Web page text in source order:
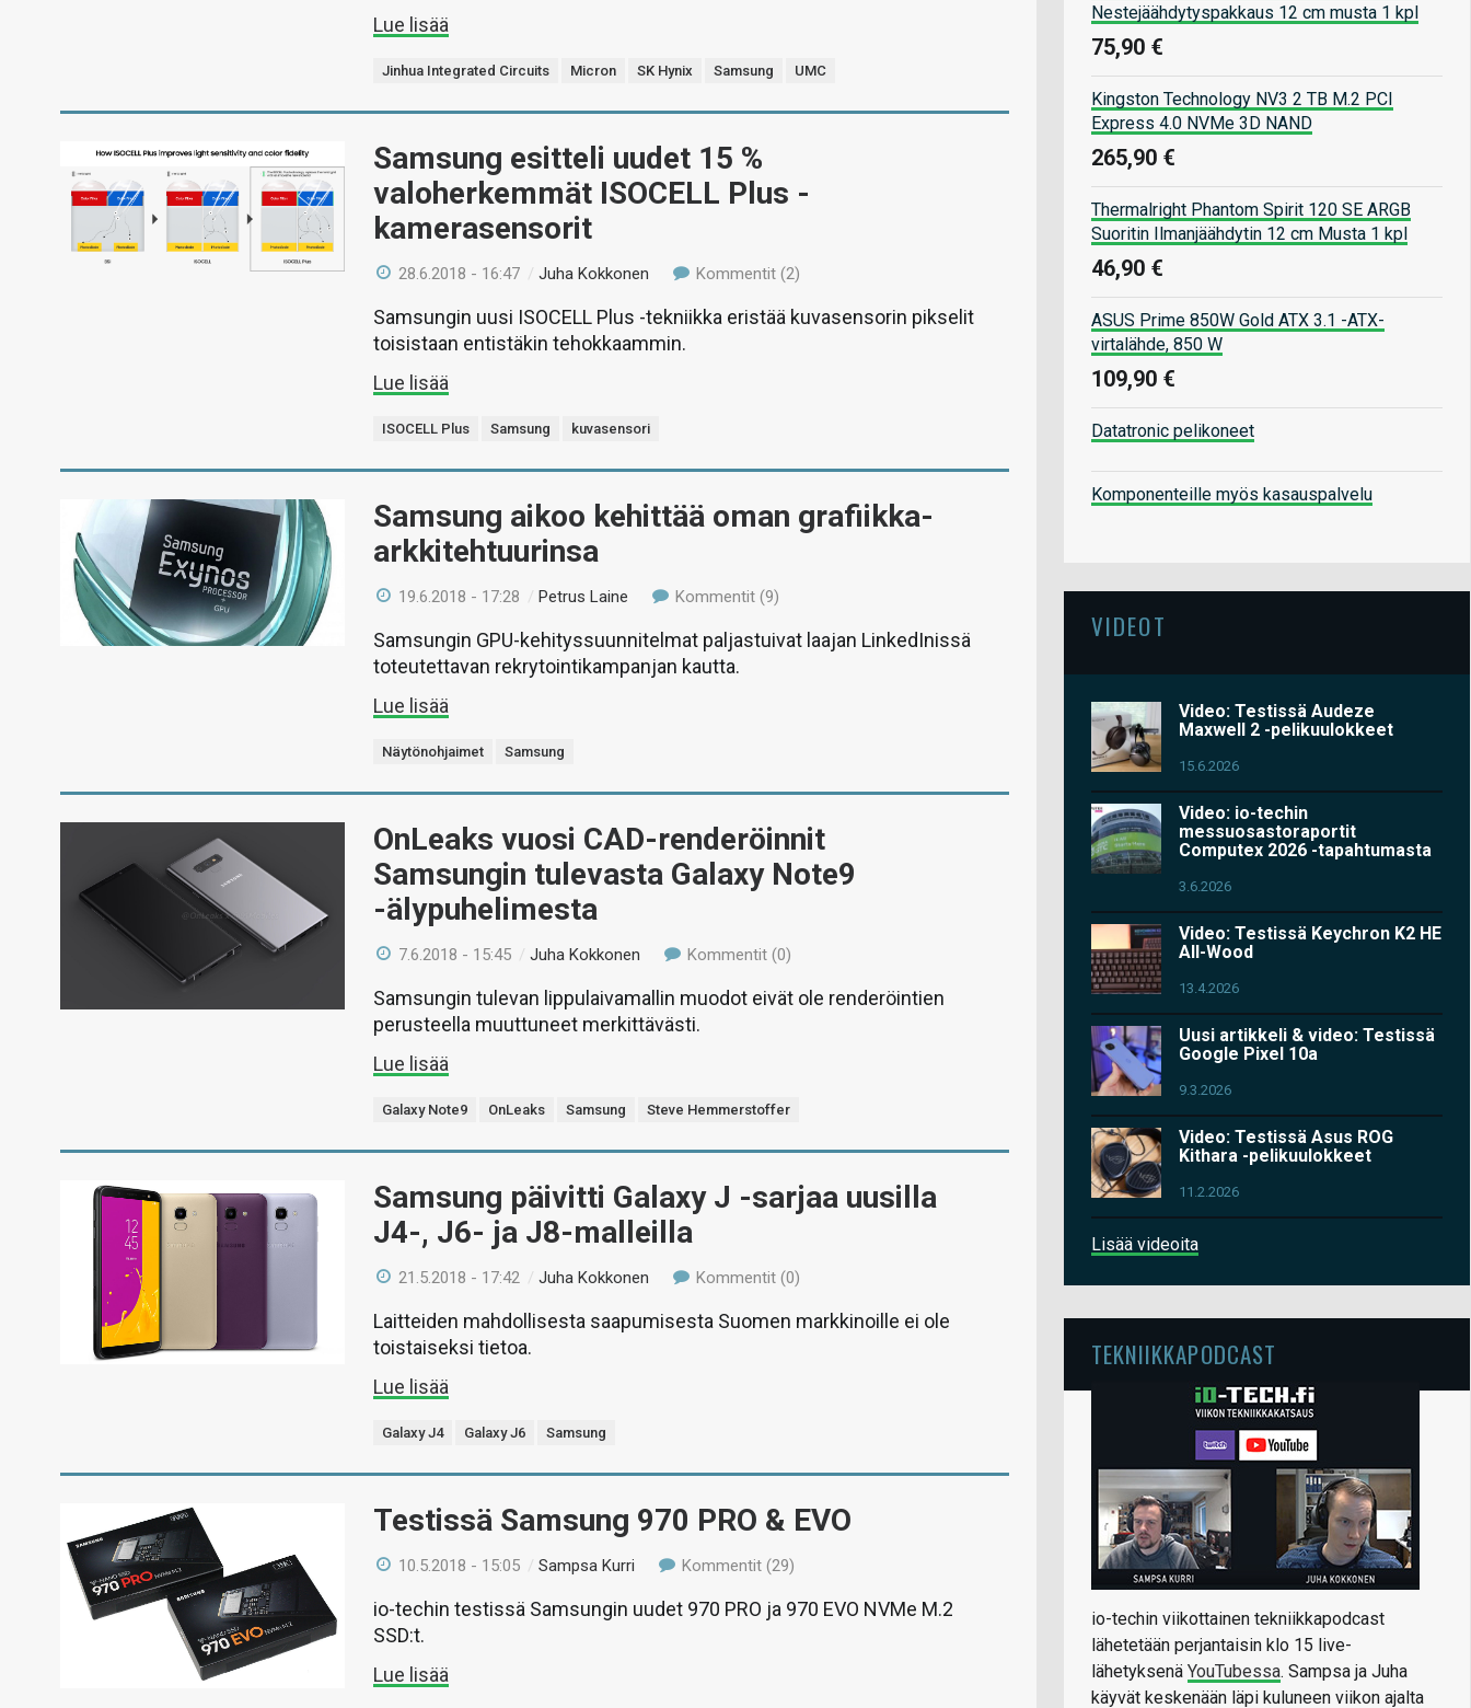
Lue lisää
Jinhua Integrated Circuits Micron SK Hynix Samsung UMC
Samsung esitteli uudet 15 %
valoherkemmät ISOCELL Plus -
kamerasensorit
28.6.2018 - 16:47 /Juha Kokkonen Kommentit (2)
Samsungin uusi ISOCELL Plus -tekniikka eristää kuvasensorin pikselit
toisistaan entistäkin tehokkaammin.
Lue lisää
ISOCELL Plus Samsung kuvasensori
Samsung aikoo kehittää oman grafiikka-
arkkitehtuurinsa
19.6.2018 - 17:28 /Petrus Laine Kommentit (9)
Samsungin GPU-kehityssuunnitelmat paljastuivat laajan LinkedInissä
toteutettavan rekrytointikampanjan kautta.
Lue lisää
Näytönohjaimet Samsung
OnLeaks vuosi CAD-renderöinnit
Samsungin tulevasta Galaxy Note9
-älypuhelimesta
7.6.2018 - 15:45 /Juha Kokkonen Kommentit (0)
Samsungin tulevan lippulaivamallin muodot eivät ole renderöintien
perusteella muuttuneet merkittävästi.
Lue lisää
Galaxy Note9 OnLeaks Samsung Steve Hemmerstoffer
Samsung päivitti Galaxy J -sarjaa uusilla
J4-, J6- ja J8-malleilla
21.5.2018 - 17:42 /Juha Kokkonen Kommentit (0)
Laitteiden mahdollisesta saapumisesta Suomen markkinoille ei ole
toistaiseksi tietoa.
Lue lisää
Galaxy J4 Galaxy J6 Samsung
Testissä Samsung 970 PRO & EVO
10.5.2018 - 15:05 /Sampsa Kurri Kommentit (29)
io-techin testissä Samsungin uudet 970 PRO ja 970 EVO NVMe M.2
SSD:t.
Lue lisää
Nestejäähdytyspakkaus 12 cm musta 1 kpl
75,90 €
Kingston Technology NV3 2 TB M.2 PCI
Express 4.0 NVMe 3D NAND
265,90 €
Thermalright Phantom Spirit 120 SE ARGB
Suoritin Ilmanjäähdytin 12 cm Musta 1 kpl
46,90 €
ASUS Prime 850W Gold ATX 3.1 -ATX-
virtalähde, 850 W
109,90 €
Datatronic pelikoneet
Komponenteille myös kasauspalvelu
VIDEOT
Video: Testissä Audeze
Maxwell 2 -pelikuulokkeet
15.6.2026
Video: io-techin
messuosastoraportit
Computex 2026 -tapahtumasta
3.6.2026
Video: Testissä Keychron K2 HE
All-Wood
13.4.2026
Uusi artikkeli & video: Testissä
Google Pixel 10a
9.3.2026
Video: Testissä Asus ROG
Kithara -pelikuulokkeet
11.2.2026
Lisää videoita
TEKNIIKKAPODCAST
io-techin viikottainen tekniikkapodcast
lähetetään perjantaisin klo 15 live-
lähetyksenä YouTubessa. Sampsa ja Juha
käyvät keskenään läpi kuluneen viikon ajalta